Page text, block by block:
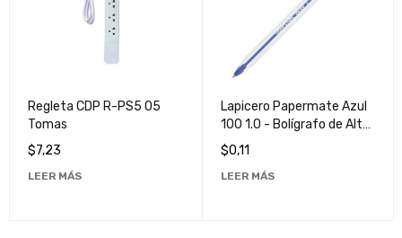
Regleta CDP R-PS5 05
Tomas
$7,23
LEER MÁS
Lapicero Papermate Azul
100 1.0 - Bolígrafo de Alta
Calidad para Escritura
Suave y Precisa
$0,11
LEER MÁS